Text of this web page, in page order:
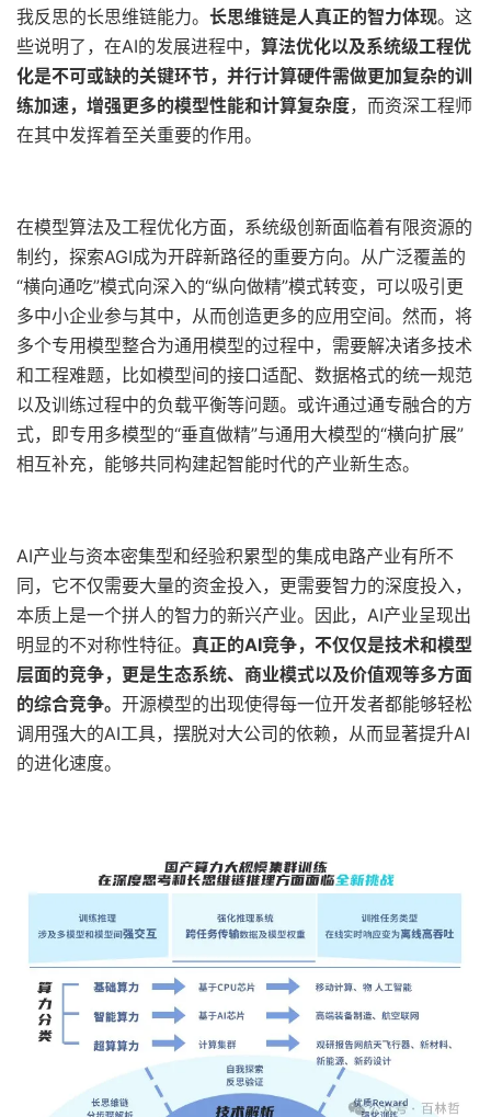
我反思的长思维链能力。 长思维链是人真正的智力体现。这
些说明了，在AI的发展进程中， 算法优化以及系统级工程优
化是不可或缺的关键环节，并行计算硬件需做更加复杂的训
练加速，增强更多的模型性能和计算复杂度，而资深工程师
在其中发挥着至关重要的作用。
在模型算法及工程优化方面，系统级创新面临着有限资源的
制约，探索AGI成为开辟新路径的重要方向。从广泛覆盖的
“横向通吃”模式向深入的“纵向做精”模式转变，可以吸引更
多中小企业参与其中，从而创造更多的应用空间。然而，将
多个专用模型整合为通用模型的过程中，需要解决诸多技术
和工程难题，比如模型间的接口适配、数据格式的统一规范
以及训练过程中的负载平衡等问题。或许通过通专融合的方
式，即专用多模型的“垂直做精”与通用大模型的“横向扩展”
相互补充，能够共同构建起智能时代的产业新生态。
AI产业与资本密集型和经验积累型的集成电路产业有所不
同，它不仅需要大量的资金投入，更需要智力的深度投入，
本质上是一个拼人的智力的新兴产业。因此，AI产业呈现出
明显的不对称性特征。 真正的AI竞争，不仅仅是技术和模型
层面的竞争，更是生态系统、商业模式以及价值观等多方面
的综合竞争。 开源模型的出现使得每一位开发者都能够轻松
调用强大的AI工具，摆脱对大公司的依赖，从而显著提升AI
的进化速度。